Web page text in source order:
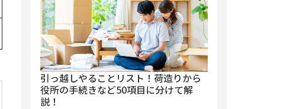
引っ越しやることリスト！荷造りから
役所の手続きなど50項目に分けて解
説！